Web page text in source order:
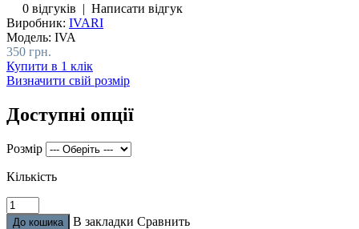
0 відгуків | Написати відгук
Виробник: IVARI
Модель: IVA
350 грн.
Купити в 1 клік
Визначити свій розмір
Доступні опції
Розмір
Кількість
В закладки Сравнить